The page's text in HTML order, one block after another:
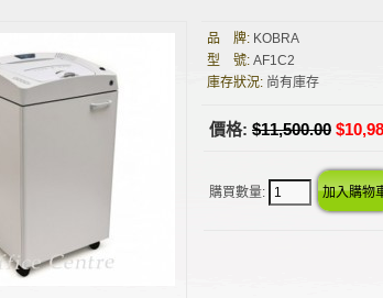
品 牌: KOBRA
型 號: AF1C2
庫存狀況: 尚有庫存
價格: $11,500.00
購買數量: